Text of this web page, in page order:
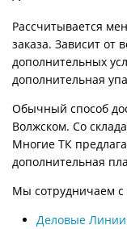
Рассчитывается
заказа. Зависит от
дополнительных
дополнительная
Обычный способ
Волжском. Со
Многие ТК
дополнительная
Мы сотрудничаем
Деловые Линии